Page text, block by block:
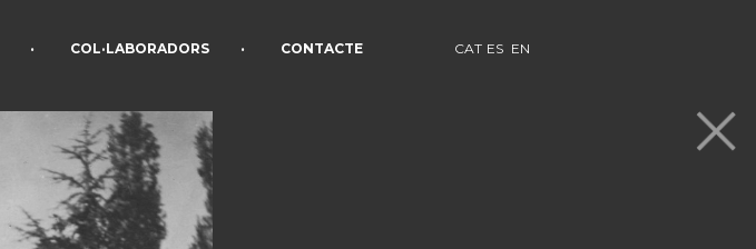
• COL·LABORADORS • CONTACTE CAT ES EN